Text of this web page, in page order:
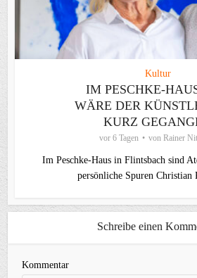
Kultur
IM PESCHKE-
WÄRE DER
KURZ
vor 6 Tagen von Rainer
Im Peschke-Haus in Flintsbach sind
persönliche Spuren Christian
Schreibe einen
Kommentar